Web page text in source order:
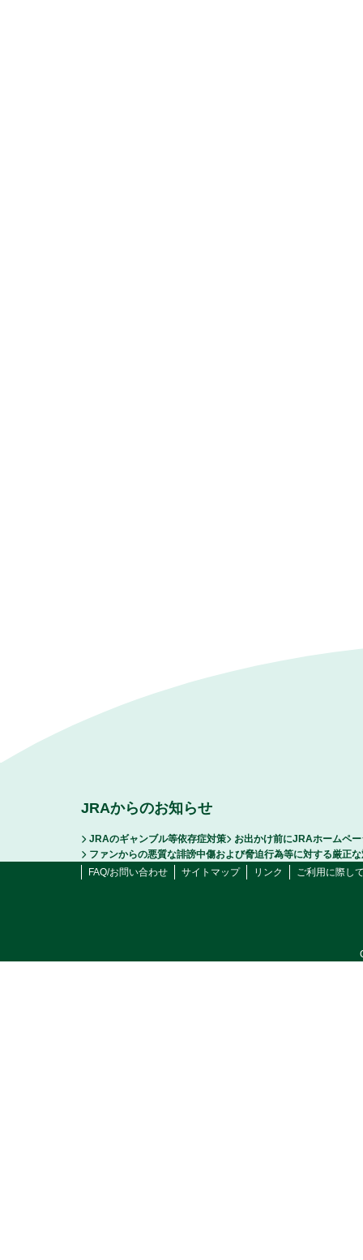
JRAからのお知らせ
JRAのギャンブル等依存症対策
お出かけ前にJRAホームペ
ファンからの悪質な誹謗中傷および脅迫行為等に対する厳正
FAQ/お問い合わせ
サイトマップ リンク ご利用に際し